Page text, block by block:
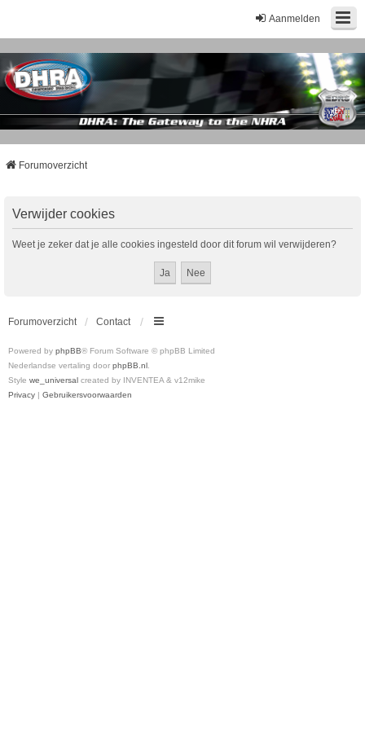
Aanmelden
Forumoverzicht
Verwijder cookies
Weet je zeker dat je alle cookies ingesteld door dit forum wil verwijderen?
Forumoverzicht Contact
Powered by phpBB® Forum Software © phpBB Limited
Nederlandse vertaling door phpBB.nl
Style we_universal created by INVENTEA & v12mike
Privacy | Gebruikersvoorwaarden